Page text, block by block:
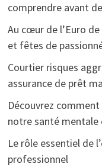
comprendre avant
Au cœur de l’Euro
et fêtes de
Courtier risques
assurance de prêt
Découvrez
notre santé mentale
Le rôle essentiel de
professionnel